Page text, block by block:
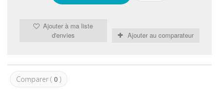
Ajouter à ma liste
d'envies
Ajouter au comparateur
Comparer ( 0 )